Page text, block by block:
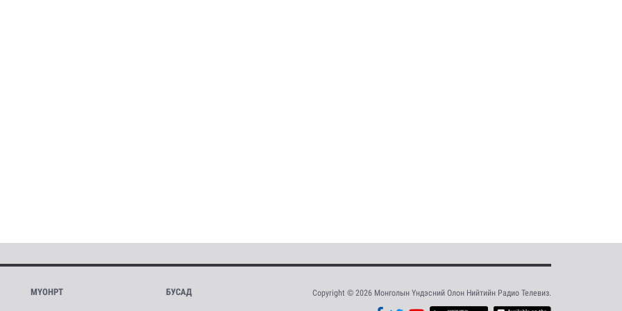
МҮОНРТ БУСАД Copyright © 2026 Монголын Үндэсний Олон Нийтийн Радио Телевиз.